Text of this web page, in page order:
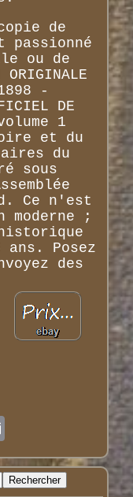
de
ou de
-
DE
1
et du
du
sous
Ce n'est
moderne ;
Posez
des